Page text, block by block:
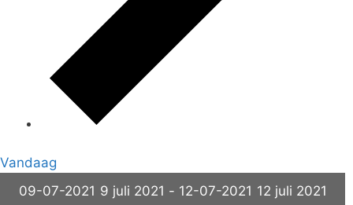
Vandaag
09-07-2021 9 juli 2021 - 12-07-2021 12 juli 2021